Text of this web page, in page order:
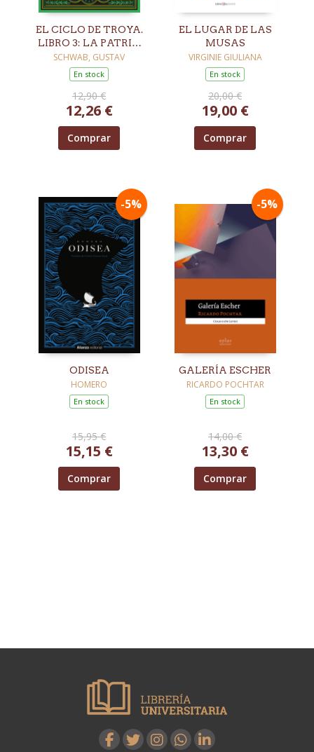
EL CICLO DE TROYA.
LIBRO 3: LA PATRIA
DE ENEAS
SCHWAB, GUSTAV
En stock
12,90 €
12,26 €
Comprar
EL LUGAR DE LAS
MUSAS
VIRGINIE GIULIANA
En stock
20,00 €
19,00 €
Comprar
-5%
ODISEA
HOMERO
En stock
15,95 €
15,15 €
Comprar
-5%
GALERÍA ESCHER
RICARDO POCHTAR
En stock
14,00 €
13,30 €
Comprar